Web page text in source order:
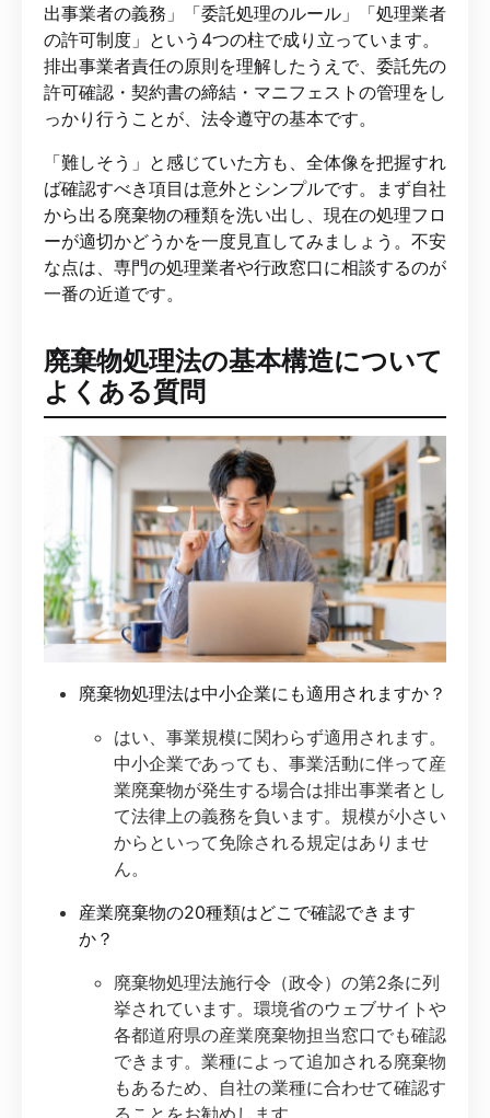
出事業者の義務」「委託処理のルール」「処理業者
の許可制度」という4つの柱で成り立っています。
排出事業者責任の原則を理解したうえで、委託先の
許可確認・契約書の締結・マニフェストの管理をし
っかり行うことが、法令遵守の基本です。
「難しそう」と感じていた方も、全体像を把握すれ
ば確認すべき項目は意外とシンプルです。まず自社
から出る廃棄物の種類を洗い出し、現在の処理フロ
ーが適切かどうかを一度見直してみましょう。不安
な点は、専門の処理業者や行政窓口に相談するのが
一番の近道です。
廃棄物処理法の基本構造について
よくある質問
廃棄物処理法は中小企業にも適用されますか？
はい、事業規模に関わらず適用されます。
中小企業であっても、事業活動に伴って産
業廃棄物が発生する場合は排出事業者とし
て法律上の義務を負います。規模が小さい
からといって免除される規定はありませ
ん。
産業廃棄物の20種類はどこで確認できます
か？
廃棄物処理法施行令（政令）の第2条に列
挙されています。環境省のウェブサイトや
各都道府県の産業廃棄物担当窓口でも確認
できます。業種によって追加される廃棄物
もあるため、自社の業種に合わせて確認す
ることをお勧めします。